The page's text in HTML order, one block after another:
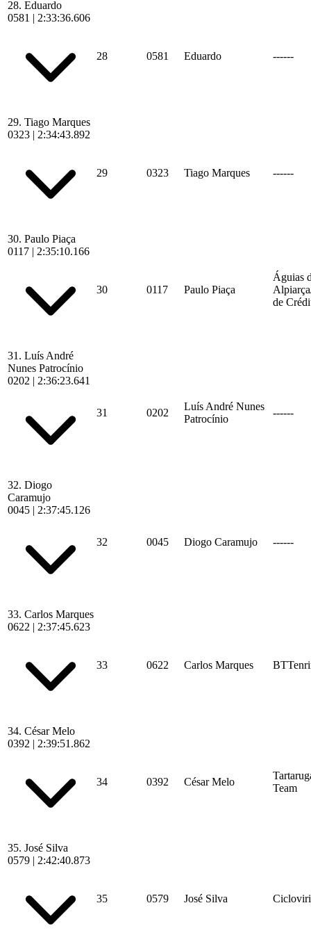
28. Eduardo
0581 | 2:33:36.606
28 0581 Eduardo ------
29. Tiago Marques
0323 | 2:34:43.892
29 0323 Tiago Marques ------
30. Paulo Piaça
0117 | 2:35:10.166
30 0117 Paulo Piaça
Águias
de
31. Luís André
Nunes Patrocínio
0202 | 2:36:23.641
31 0202
Luís André Nunes
Patrocínio
------
32. Diogo
Caramujo
0045 | 2:37:45.126
32 0045 Diogo Caramujo ------
33. Carlos Marques
0622 | 2:37:45.623
33 0622 Carlos Marques
34. César Melo
0392 | 2:39:51.862
34 0392 César Melo
Team
35. José Silva
0579 | 2:42:40.873
35 0579 José Silva